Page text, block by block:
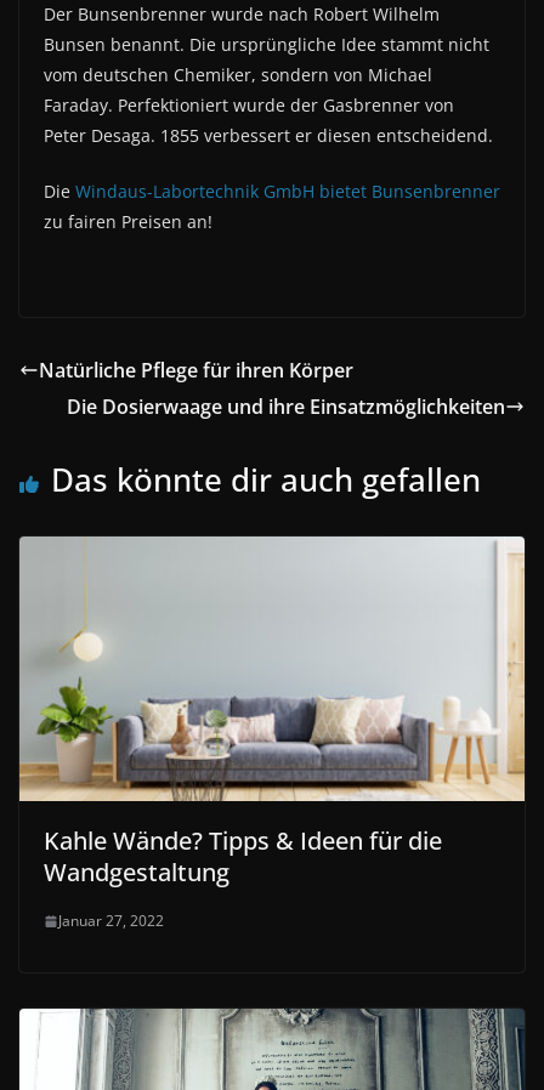
Der Bunsenbrenner wurde nach Robert Wilhelm
Bunsen benannt. Die ursprüngliche Idee stammt nicht
vom deutschen Chemiker, sondern von Michael
Faraday. Perfektioniert wurde der Gasbrenner von
Peter Desaga. 1855 verbessert er diesen entscheidend.
Die Windaus-Labortechnik GmbH bietet Bunsenbrenner
zu fairen Preisen an!
Natürliche Pflege für ihren Körper
Die Dosierwaage und ihre Einsatzmöglichkeiten
Das könnte dir auch gefallen
Kahle Wände? Tipps & Ideen für die
Wandgestaltung
Januar 27, 2022